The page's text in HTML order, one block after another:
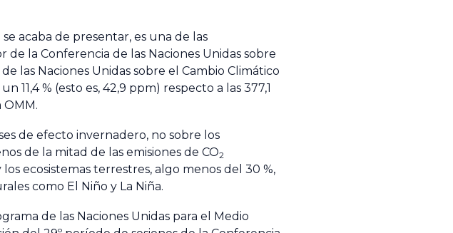
acaba de presentar, es una de las
la Conferencia de las Naciones Unidas sobre
las Naciones Unidas sobre el Cambio Climático
11,4 % (esto es, 42,9 ppm) respecto a las 377,1
de efecto invernadero, no sobre los
de la mitad de las emisiones de CO2
ecosistemas terrestres, algo menos del 30 %,
como El Niño y La Niña.
de las Naciones Unidas para el Medio